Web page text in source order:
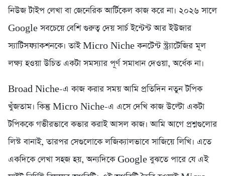
নিউজ টাইপ লেখা বা জেনেরিক আর্টিকেল কাজ করে না। ২০২৬ সালে
Google সবচেয়ে বেশি গুরুত্ব দেয় সার্চ ইন্টেন্ট আর ইউজার
স্যাটিসফ্যাকশনকে। তাই Micro Niche কনটেন্ট স্ট্র্যাটেজির মূল
লক্ষ্য হওয়া উচিত একটা সমস্যার পূর্ণ সমাধান দেওয়া, অর্ধেক না।
Broad Niche-এ কাজ করার সময় আমি প্রতিদিন নতুন টপিক
খুঁজতাম। কিন্তু Micro Niche-এ এসে দেখি কাজ উল্টো একটা
টপিককে গভীরভাবে কভার করাই আসল কাজ। আমি আগে প্রশ্নগুলোর
লিস্ট বানাই, তারপর সেগুলোকে লজিক্যালভাবে সাজিয়ে লিখি। এতে
একদিকে লেখা সহজ হয়, অন্যদিকে Google বুঝতে পারে যে এই